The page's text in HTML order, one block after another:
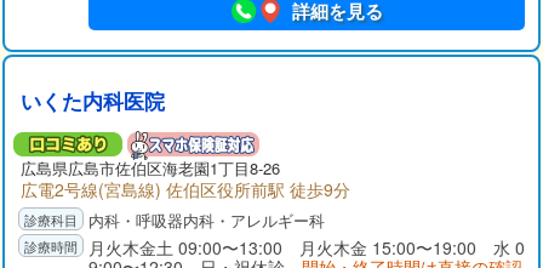
詳細を見る
いくた内科医院
広島県広島市佐伯区海老園1丁目8-26
広電2号線(宮島線) 佐伯区役所前駅 徒歩9分
内科・呼吸器内科・アレルギー科
月火木金土 09:00〜13:00 月火木金 15:00〜19:00 水 0